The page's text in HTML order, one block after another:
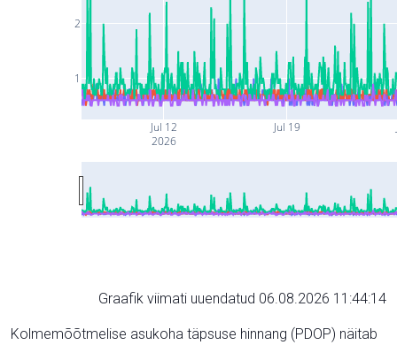
Jul 12
2026
Jul 19
1
2
Graafik viimati uuendatud 06.08.2026 11:44:14
Kolmemõõtmelise asukoha täpsuse hinnang (PDOP) näitab